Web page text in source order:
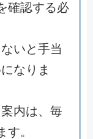
確認する必
いと手当
なりま
内は、毎
。